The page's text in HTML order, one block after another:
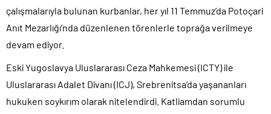
çalışmalarıyla bulunan kurbanlar, her yıl 11 Temmuz’da Potoçari
Anıt Mezarlığı’nda düzenlenen törenlerle toprağa verilmeye
devam ediyor.
Eski Yugoslavya Uluslararası Ceza Mahkemesi (ICTY) ile
Uluslararası Adalet Divanı (ICJ), Srebrenitsa’da yaşananları
hukuken soykırım olarak nitelendirdi. Katliamdan sorumlu